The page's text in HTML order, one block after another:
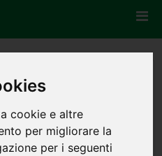
cookie e altre
per migliorare la
per i seguenti